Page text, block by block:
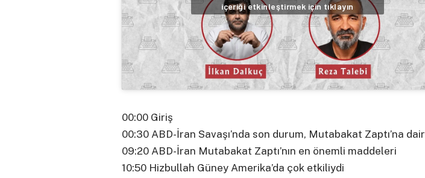
içeriği etkinleştirmek için tıklayın
00:00 Giriş
00:30 ABD-İran Savaşı’nda son durum, Mutabakat Zaptı’na dair
09:20 ABD-İran Mutabakat Zaptı’nın en önemli maddeleri
10:50 Hizbullah Güney Amerika’da çok etkiliydi